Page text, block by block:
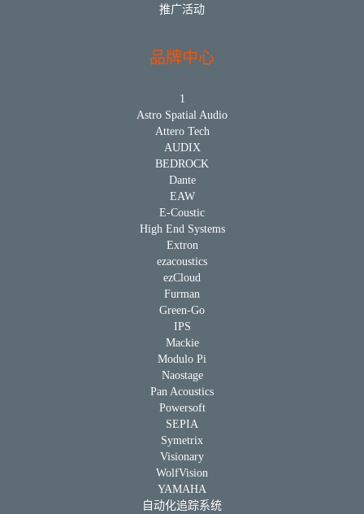
推广活动
品牌中心
1
Astro Spatial Audio
Attero Tech
AUDIX
BEDROCK
Dante
EAW
E-Coustic
High End Systems
Extron
ezacoustics
ezCloud
Furman
Green-Go
IPS
Mackie
Modulo Pi
Naostage
Pan Acoustics
Powersoft
SEPIA
Symetrix
Visionary
WolfVision
YAMAHA
自动化追踪系统